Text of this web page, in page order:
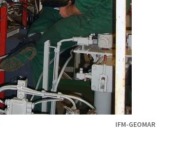
IFM-GEOMAR